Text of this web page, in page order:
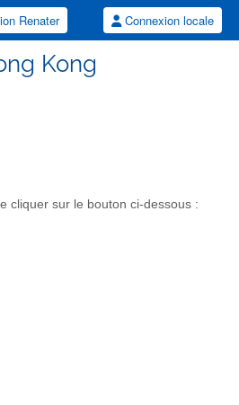
Renater Connexion locale
Kong
cliquer sur le bouton ci-dessous :